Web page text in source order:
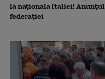
la naționala Italiei! Anunțul
federației